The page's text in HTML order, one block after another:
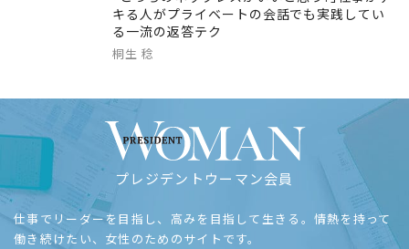
キる人がプライベートの会話でも実践してい
る一流の返答テク
桐生 稔
プレジデントウーマン会員
仕事でリーダーを目指し、高みを目指して生きる。情熱を持って
働き続けたい、女性のためのサイトです。